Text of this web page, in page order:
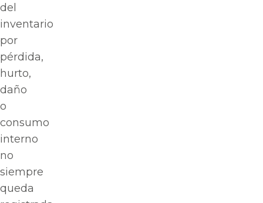
del
inventario
por
pérdida,
hurto,
daño
o
consumo
interno
no
siempre
queda